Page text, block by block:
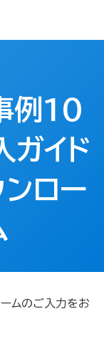
例10
イド
ンロー
ムのご入力をお